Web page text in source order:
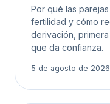
Por qué las
fertilidad y cómo
derivación,
que da confianza.
5 de agosto de 2026